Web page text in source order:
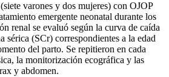
varones y dos mujeres) con OJOP
emergente neonatal durante los
renal se evaluó según la curva de caída
sérica (SCr) correspondientes a la edad
del parto. Se repitieron en cada
la monitorización ecográfica y las
y abdomen.